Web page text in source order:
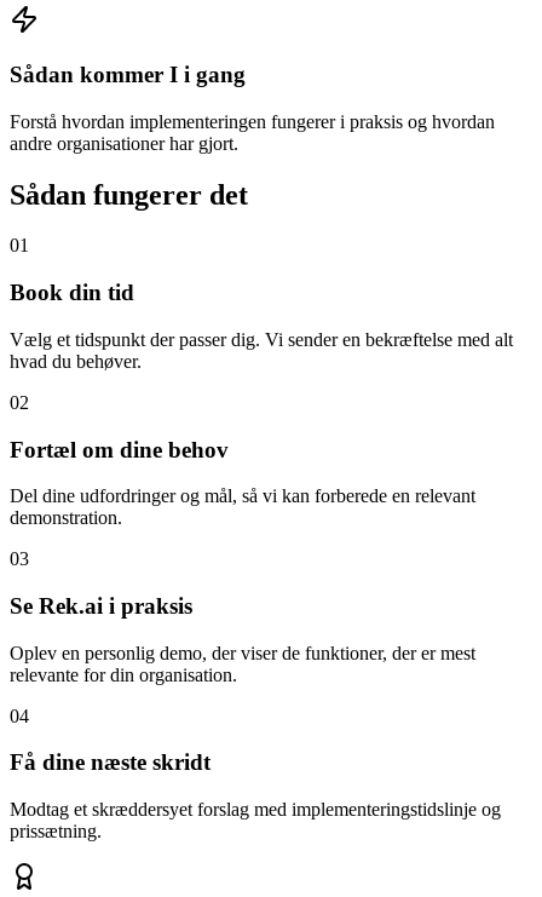
Sådan kommer I i gang
Forstå hvordan implementeringen fungerer i praksis og hvordan
andre organisationer har gjort.
Sådan fungerer det
01
Book din tid
Vælg et tidspunkt der passer dig. Vi sender en bekræftelse med alt
hvad du behøver.
02
Fortæl om dine behov
Del dine udfordringer og mål, så vi kan forberede en relevant
demonstration.
03
Se Rek.ai i praksis
Oplev en personlig demo, der viser de funktioner, der er mest
relevante for din organisation.
04
Få dine næste skridt
Modtag et skræddersyet forslag med implementeringstidslinje og
prissætning.